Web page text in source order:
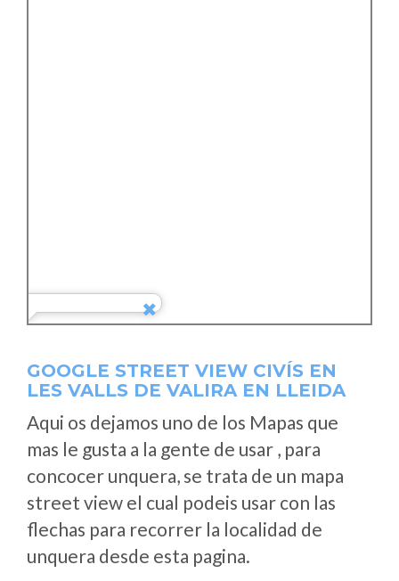
GOOGLE STREET VIEW CIVÍS EN
LES VALLS DE VALIRA EN LLEIDA
Aqui os dejamos uno de los Mapas que
mas le gusta a la gente de usar , para
concocer unquera, se trata de un mapa
street view el cual podeis usar con las
flechas para recorrer la localidad de
unquera desde esta pagina.